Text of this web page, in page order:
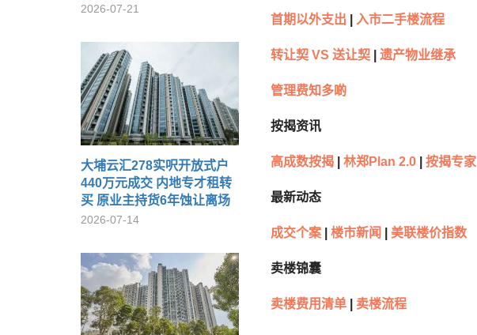
2026-07-21
大埔云汇278实呎开放式户
440万元成交 内地专才租转
买 原业主持货6年蚀让离场
2026-07-14
首期以外支出 入市二手楼流程
转让契 VS 送让契 遗产物业继承
管理费知多啲
按揭资讯
高成数按揭 林郑Plan 2.0 按揭专家
最新动态
成交个案 楼市新闻 美联楼价指数
卖楼锦囊
卖楼费用清单 卖楼流程